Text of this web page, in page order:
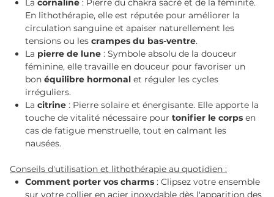
Lacornaline : Pierre du chakra sacré et de la féminité.
En lithothérapie, elle est réputée pour améliorer la
circulation sanguine et apaiser naturellement les
tensions ou lescrampes du bas-ventre.
La pierre de lune : Symbole absolu de la douceur
féminine, elle travaille en douceur pour favoriser un
bonéquilibre hormonal et réguler les cycles
irréguliers.
Lacitrine : Pierre solaire et énergisante. Elle apporte la
touche de vitalité nécessaire pourtonifier le corps en
cas de fatigue menstruelle, tout en calmant les
nausées.
Conseils d'utilisation et lithothérapie au quotidien :
Comment porter vos charms : Clipsez votre ensemble
sur votre collier en acier inoxydable dès l'apparition des